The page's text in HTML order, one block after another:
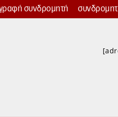
συνδρομητή